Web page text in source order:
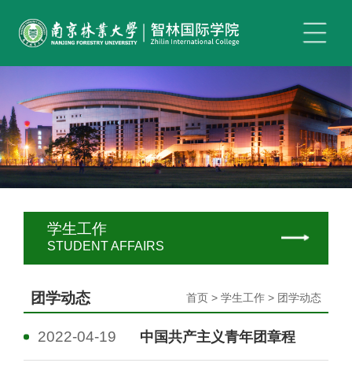
学生工作
STUDENT AFFAIRS
团学动态 首页 > 学生工作 > 团学动态
2022-04-19 中国共产主义青年团章程